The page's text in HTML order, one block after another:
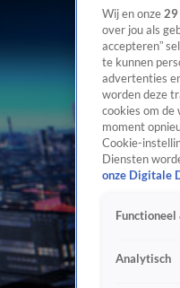
Wij en onze 29
over jou als
accepteren”
te kunnen
advertenties
worden deze
cookies om de
moment
Cookie-
Diensten
onze Digitale
Functioneel
Analytisch